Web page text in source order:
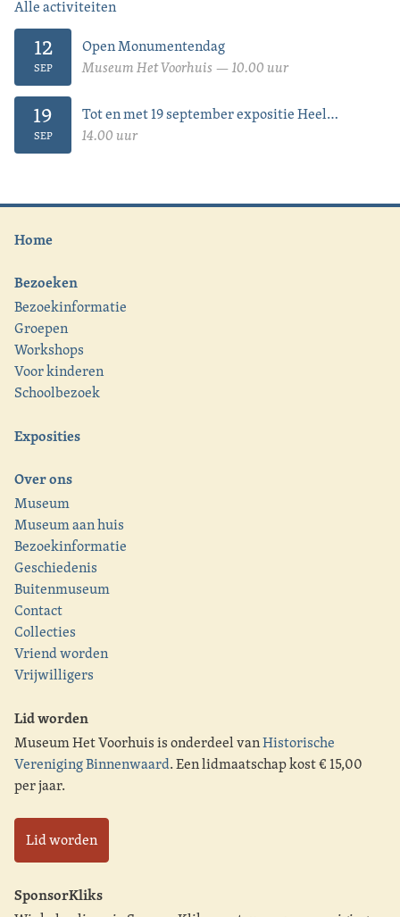
Alle activiteiten
12
SEP
Open Monumentendag
Museum Het Voorhuis — 10.00 uur
19
SEP
Tot en met 19 september expositie Heel
Binnenwaard Bakt
14.00 uur
Home
Bezoeken
Bezoekinformatie
Groepen
Workshops
Voor kinderen
Schoolbezoek
Exposities
Over ons
Museum
Museum aan huis
Bezoekinformatie
Geschiedenis
Buitenmuseum
Contact
Collecties
Vriend worden
Vrijwilligers
Lid worden
Museum Het Voorhuis is onderdeel vanHistorische
Vereniging Binnenwaard. Een lidmaatschap kost € 15,00
per jaar.
Lid worden
SponsorKliks